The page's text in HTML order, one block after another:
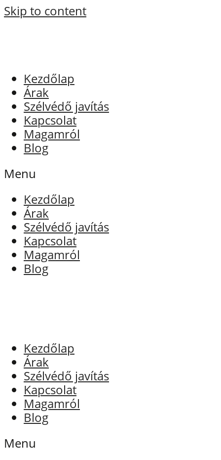
Skip to content
Kezdőlap
Árak
Szélvédő javítás
Kapcsolat
Magamról
Blog
Menu
Kezdőlap
Árak
Szélvédő javítás
Kapcsolat
Magamról
Blog
Kezdőlap
Árak
Szélvédő javítás
Kapcsolat
Magamról
Blog
Menu